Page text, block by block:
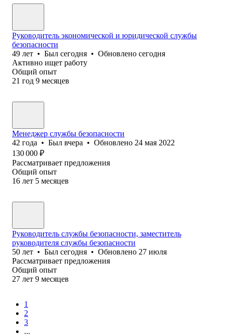
Руководитель экономической и юридической службы
безопасности
49 лет • Был сегодня • Обновлено сегодня
Активно ищет работу
Общий опыт
21 год 9 месяцев
Менеджер службы безопасности
42 года • Был вчера • Обновлено 24 мая 2022
130 000 ₽
Рассматривает предложения
Общий опыт
16 лет 5 месяцев
Руководитель службы безопасности, заместитель
руководителя службы безопасности
50 лет • Был сегодня • Обновлено 27 июля
Рассматривает предложения
Общий опыт
27 лет 9 месяцев
1
2
3
...